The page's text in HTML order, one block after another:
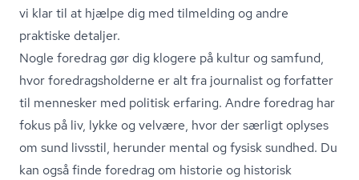
vi klar til at hjælpe dig med tilmelding og andre
praktiske detaljer.
Nogle foredrag gør dig klogere på kultur og samfund,
hvor fored­rags­hol­der­ne er alt fra journalist og forfatter
til mennesker med politisk erfaring. Andre foredrag har
fokus på liv, lykke og velvære, hvor der særligt oplyses
om sund livsstil, herunder mental og fysisk sundhed. Du
kan også finde foredrag om historie og historisk